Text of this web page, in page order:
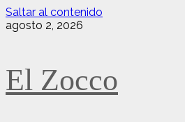
Saltar al contenido
agosto 2, 2026
El Zocco